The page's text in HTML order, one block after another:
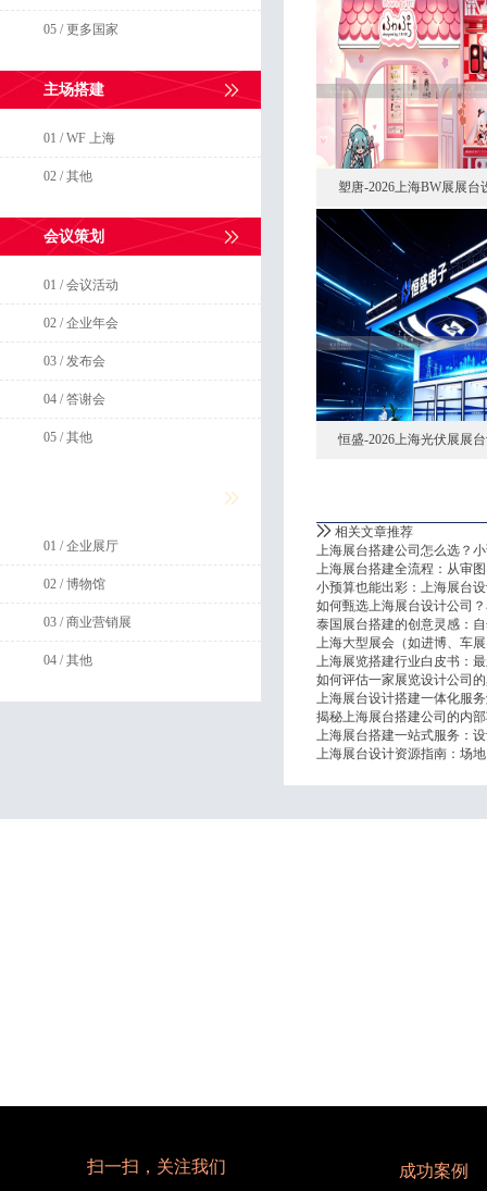
05 / 更多国家
主场搭建
01 / WF 上海
02 / 其他
会议策划
01 / 会议活动
02 / 企业年会
03 / 发布会
04 / 答谢会
05 / 其他
01 / 企业展厅
02 / 博物馆
03 / 商业营销展
04 / 其他
塑唐-2026上海BW展展台
恒盛-2026上海光伏展展
相关文章推荐
上海展台搭建公司怎么选？
上海展台搭建全流程：从审
小预算也能出彩：上海展台
如何甄选上海展台设计公司
泰国展台搭建的创意灵感：
上海大型展会（如进博、车
上海展览搭建行业白皮书：
如何评估一家展览设计公司
上海展台设计搭建一体化服
揭秘上海展台搭建公司的内
上海展台搭建一站式服务：
上海展台设计资源指南：场
扫一扫，关注我们 成功案例